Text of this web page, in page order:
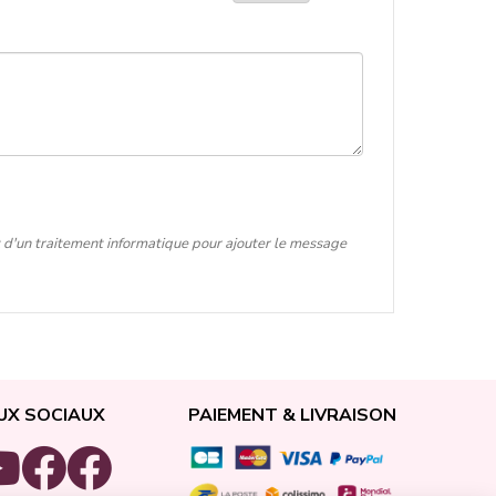
traitement informatique pour ajouter le message
SOCIAUX PAIEMENT & LIVRAISON